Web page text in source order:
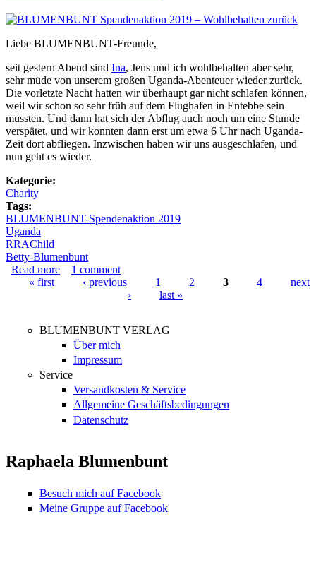
Liebe BLUMENBUNT-Freunde,
seit gestern Abend sind Ina, Jens und ich wohlbehalten aber sehr,
sehr müde von unserem großen Uganda-Abenteuer wieder zurück.
Die vorletzte Nacht hatten wir überhaupt gar nicht schlafen können,
weil wir schon so sehr früh auf dem Flughafen in Entebbe sein
mussten. Und dann hat sich der Abflug auch noch um eine Stunde
verspätet, und wir konnten dann erst um etwa 6 Uhr nach Uganda-
Zeit dort abfliegen. Inzwischen haben wir uns ausgeschlafen, und
nun geht es wieder.
Kategorie:
Charity
Tags:
BLUMENBUNT-Spendenaktion 2019
Uganda
RRAChild
Betty-Blumenbunt
Read more about BLUMENBUNT Spendenaktion 2019 –
Wohlbehalten zurück
1 comment
« first ‹ previous 1 2 3 4
next
›
last »
BLUMENBUNT VERLAG
Über mich
Impressum
Service
Versandkosten & Service
Allgemeine Geschäftsbedingungen
Datenschutz
Raphaela Blumenbunt
Besuch mich auf Facebook
Meine Gruppe auf Facebook